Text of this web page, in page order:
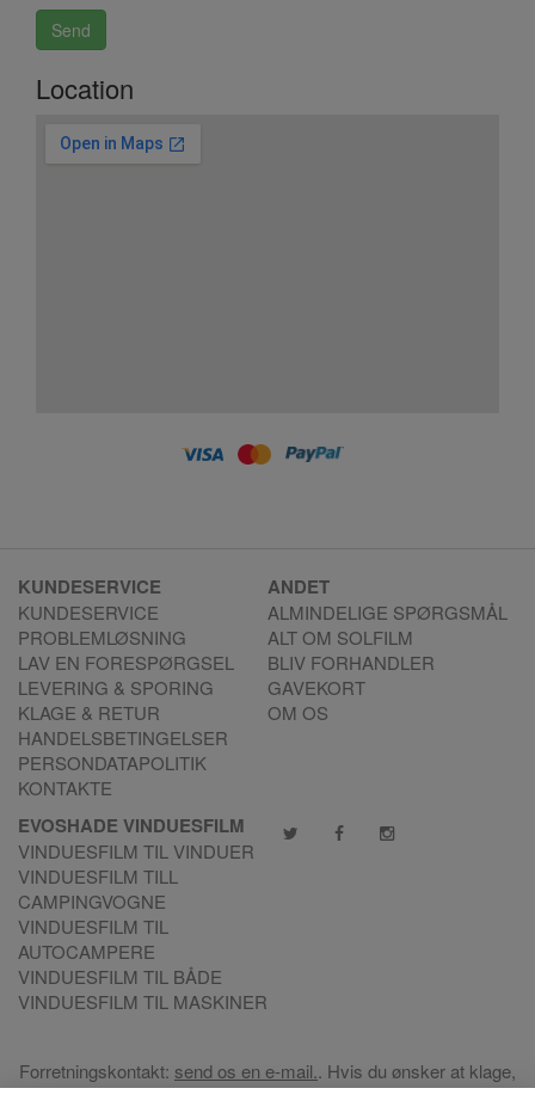
Location
KUNDESERVICE
KUNDESERVICE
PROBLEMLØSNING
LAV EN FORESPØRGSEL
LEVERING & SPORING
KLAGE & RETUR
HANDELSBETINGELSER
PERSONDATAPOLITIK
KONTAKTE
ANDET
ALMINDELIGE SPØRGSMÅL
ALT OM SOLFILM
BLIV FORHANDLER
GAVEKORT
OM OS
EVOSHADE VINDUESFILM
VINDUESFILM TIL VINDUER
VINDUESFILM TILL
CAMPINGVOGNE
VINDUESFILM TIL
AUTOCAMPERE
VINDUESFILM TIL BÅDE
VINDUESFILM TIL MASKINER
Forretningskontakt: send os en e-mail.. Hvis du ønsker at klage,
så brug venligst voresKlageportal